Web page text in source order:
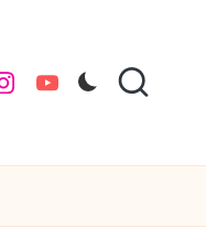
youtube.com